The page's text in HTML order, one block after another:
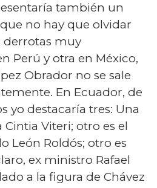
también un
no hay que olvidar
derrotas muy
Perú y otra en México,
Obrador no se sale
En Ecuador, de
yo destacaría tres: Una
Cintia Viteri; otro es el
León Roldós; otro es
ex ministro Rafael
a la figura de Chávez